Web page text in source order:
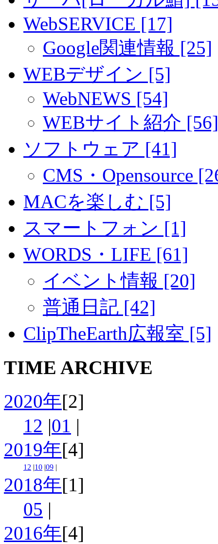
WebSERVICE [17]
Google関連情報 [25]
WEBデザイン [5]
WebNEWS [54]
WEBサイト紹介 [56]
ソフトウェア [41]
CMS・Opensource
MACを楽しむ [5]
スマートフォン [1]
WORDS・LIFE [61]
イベント情報 [20]
普通日記 [42]
ClipTheEarth広報室 [5]
TIME ARCHIVE
2020年[2]
12 |01 |
2019年[4]
12 |10 |09 |
2018年[1]
05 |
2016年[4]